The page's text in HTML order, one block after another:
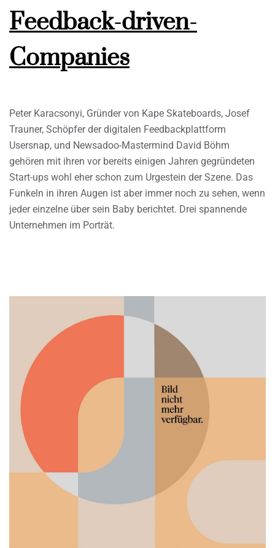
Feedback-driven-
Companies
Peter Karacsonyi, Gründer von Kape Skateboards, Josef
Trauner, Schöpfer der digitalen Feedbackplattform
Usersnap, und Newsadoo-Mastermind David Böhm
gehören mit ihren vor bereits einigen Jahren gegründeten
Start-ups wohl eher schon zum Urgestein der Szene. Das
Funkeln in ihren Augen ist aber immer noch zu sehen, wenn
jeder einzelne über sein Baby berichtet. Drei spannende
Unternehmen im Porträt.